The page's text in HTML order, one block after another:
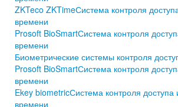
ZKTeco ZKTimeСистема контроля
времени
Prosoft BioSmartСистема контроля
времени
Биометрические системы контроля
Prosoft BioSmartСистема контроля
времени
Ekey biometricСистема контроля доступа
времени